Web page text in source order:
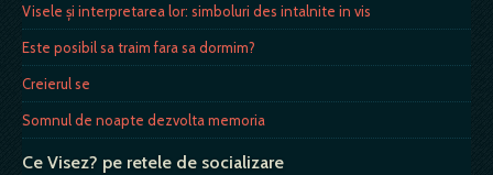
Visele și interpretarea lor: simboluri des intalnite in vis
Este posibil sa traim fara sa dormim?
Creierul se
Somnul de noapte dezvolta memoria
Ce Visez? pe retele de socializare